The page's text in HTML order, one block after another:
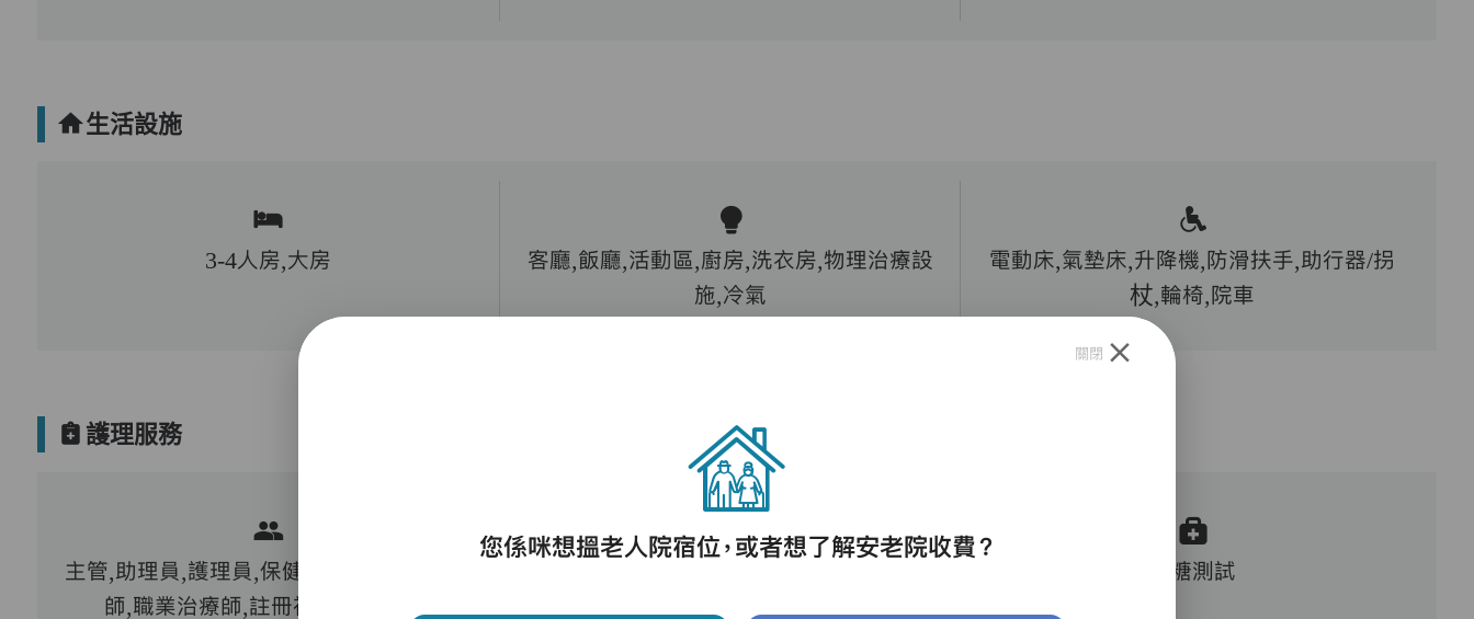
生活設施
3-4人房,大房
客廳,飯廳,活動區,廚房,洗衣房,物理治療設
施,冷氣
電動床,氣墊床,升降機,防滑扶手,助行器/拐
杖,輪椅,院車
護理服務
主管,助理員,護理員,保健員,護士,物理治療
師,職業治療師,註冊社工,到診醫生
血糖測試
關閉
您係咪想搵老人院宿位，或者想了解安老院收費？